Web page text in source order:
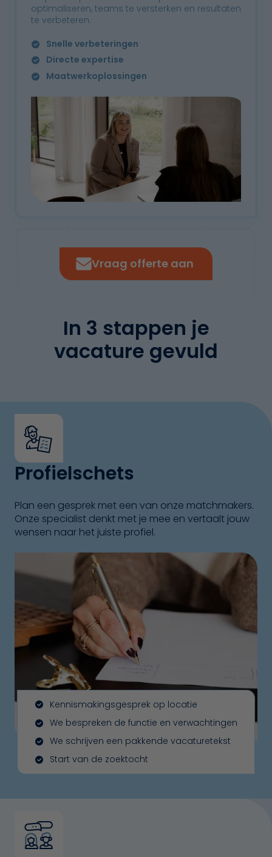
optimaliseren, teams te versterken en resultaten
te verbeteren.
Snelle verbeteringen
Directe expertise
Maatwerkoplossingen
Vraag offerte aan
In 3 stappen je
vacature gevuld
Profielschets
Plan een gesprek met een van onze matchmakers.
Onze specialist denkt met je mee en vertaalt jouw
wensen naar het juiste profiel.
Kennismakingsgesprek op locatie
We bespreken de functie en verwachtingen
We schrijven een pakkende vacaturetekst
Start van de zoektocht